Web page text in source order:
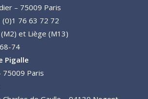
– 75009 Paris
(0)1 76 63 72 72
(M2) et Liège (M13)
74
Pigalle
75009 Paris